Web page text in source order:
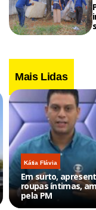
Mais Lidas
Kátia Flávia
Em surto,
roupas íntimas,
pela PM